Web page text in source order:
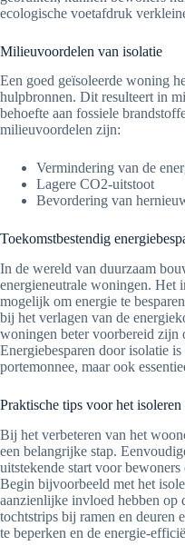
ecologische voetafdruk
Milieuvoordelen van isolatie
Een goed geïsoleerde woning
hulpbronnen. Dit resulteert in
behoefte aan fossiele
milieuvoordelen zijn:
Vermindering van de
Lagere CO2-uitstoot
Bevordering van
Toekomstbestendig
In de wereld van duurzaam
energieneutrale woningen. Het
mogelijk om energie te
bij het verlagen van de
woningen beter voorbereid zijn
Energiebesparen door isolatie
portemonnee, maar ook
Praktische tips voor het
Bij het verbeteren van het
een belangrijke stap.
uitstekende start voor
Begin bijvoorbeeld met het
aanzienlijke invloed hebben op
tochtstrips bij ramen en deuren
te beperken en de energie-